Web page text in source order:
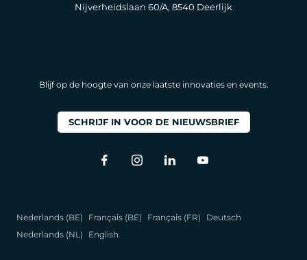
Nijverheidslaan 60/A, 8540 Deerlijk
Blijf op de hoogte van onze laatste innovaties en events.
SCHRIJF IN VOOR DE NIEUWSBRIEF
Nederlands (BE) Français (BE) Français (FR)
Deutsch
Nederlands (NL)
English